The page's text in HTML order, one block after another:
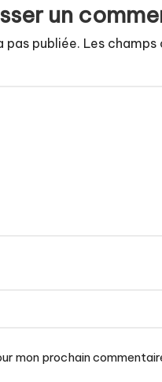
un
pas publiée. Les
mon prochain